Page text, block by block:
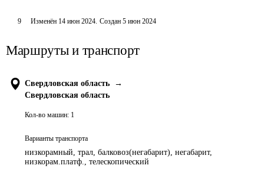
9 Изменён 14 июн 2024. Создан 5 июн 2024
Маршруты и транспорт
Свердловская область
→
Свердловская область
Кол-во машин: 1
Варианты транспорта
низкорамный, трал, балковоз(негабарит), негабарит,
низкорам.платф., телескопический